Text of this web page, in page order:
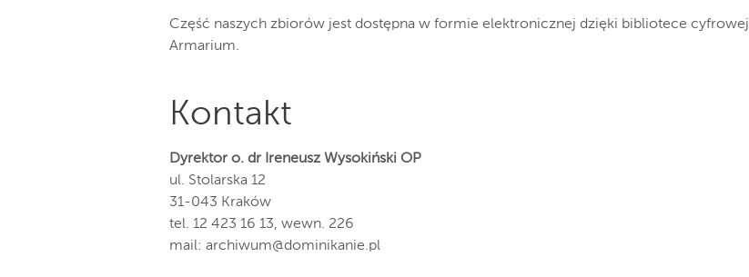
Część naszych zbiorów jest dostępna w formie elektronicznej dzięki bibliotece cyfrowej
Armarium.
Kontakt
Dyrektor o. dr Ireneusz Wysokiński OP
ul. Stolarska 12
31-043 Kraków
tel. 12 423 16 13, wewn. 226
mail: archiwum@dominikanie.pl